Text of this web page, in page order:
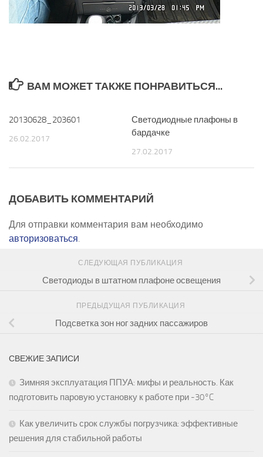
ВАМ МОЖЕТ ТАКЖЕ ПОНРАВИТЬСЯ...
20130628_203601
26.02.2017
Светодиодные плафоны в
бардачке
27.02.2017
ДОБАВИТЬ КОММЕНТАРИЙ
Для отправки комментария вам необходимо
авторизоваться.
СЛЕДУЮЩАЯ ПУБЛИКАЦИЯ
Светодиоды в штатном плафоне освещения
ПРЕДЫДУЩАЯ ПУБЛИКАЦИЯ
Подсветка зон ног задних пассажиров
СВЕЖИЕ ЗАПИСИ
Зимняя эксплуатация ППУА: мифы и реальность. Как
подготовить паровую установку к работе при -30°C
Как увеличить срок службы погрузчика: эффективные
решения для стабильной работы